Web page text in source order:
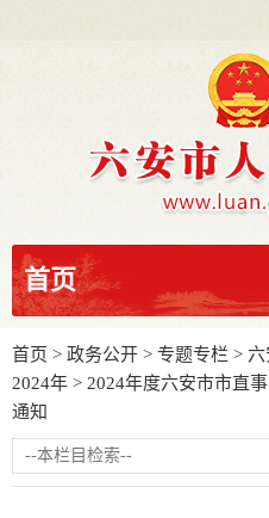
首页
首页 > 政务公开 > 专题专栏 > 六
2024年 > 2024年度六安市市直
通知